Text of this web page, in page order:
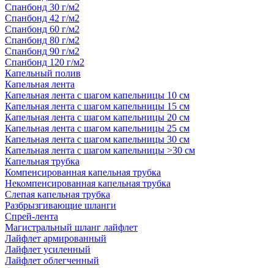
Спанбонд 30 г/м2
Спанбонд 42 г/м2
Спанбонд 60 г/м2
Спанбонд 80 г/м2
Спанбонд 90 г/м2
Спанбонд 120 г/м2
Капельный полив
Капельная лента
Капельная лента с шагом капельницы 10 см
Капельная лента с шагом капельницы 15 см
Капельная лента с шагом капельницы 20 см
Капельная лента с шагом капельницы 25 см
Капельная лента с шагом капельницы 30 см
Капельная лента с шагом капельницы >30 см
Капельная трубка
Компенсированная капельная трубка
Некомпенсированная капельная трубка
Слепая капельная трубка
Разбрызгивающие шланги
Спрей-лента
Магистральный шланг лайфлет
Лайфлет армированный
Лайфлет усиленный
Лайфлет облегченный